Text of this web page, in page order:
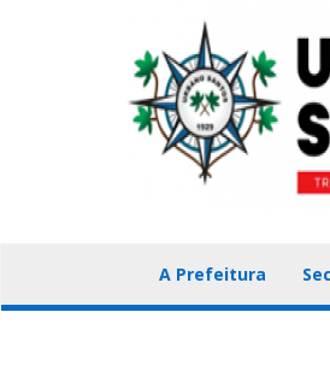
A Prefeitura